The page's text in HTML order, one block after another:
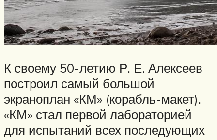
К своему 50-летию Р. Е. Алексеев
построил самый большой
экраноплан «КМ» (корабль-макет).
«КМ» стал первой лабораторией
для испытаний всех последующих